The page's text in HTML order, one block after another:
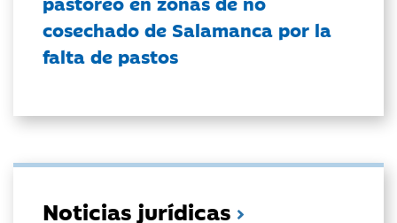
cosechado de Salamanca por la
falta de pastos
Noticias jurídicas